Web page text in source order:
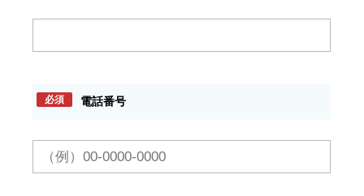
必須 電話番号